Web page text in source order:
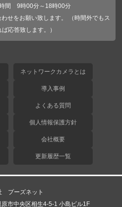
間 9時00分～18時00分
せをお願い致します。 （時間外でもス
応答致します。）
ネットワークカメラとは
導入事例
よくある質問
個人情報保護方針
会社概要
更新履歴一覧
プーズネット
市中央区相生4-5-1 小島ビル1F